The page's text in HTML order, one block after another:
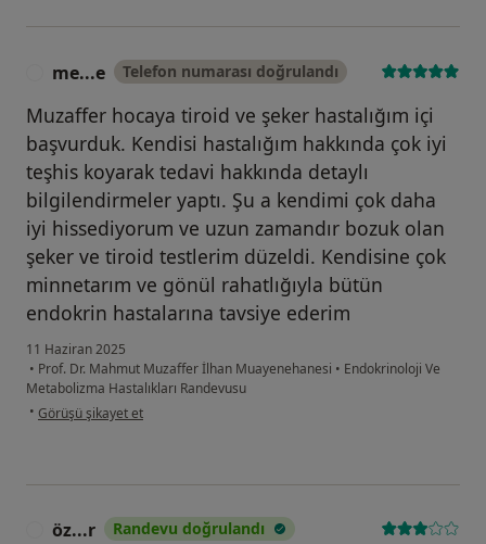
me...e Telefon numarası doğrulandı
Muzaffer hocaya tiroid ve şeker hastalığım içi
başvurduk. Kendisi hastalığım hakkında çok iyi
teşhis koyarak tedavi hakkında detaylı
bilgilendirmeler yaptı. Şu a kendimi çok daha
iyi hissediyorum ve uzun zamandır bozuk olan
şeker ve tiroid testlerim düzeldi. Kendisine çok
minnetarım ve gönül rahatlığıyla bütün
endokrin hastalarına tavsiye ederim
11 Haziran 2025
• Prof. Dr. Mahmut Muzaffer İlhan Muayenehanesi • Endokrinoloji Ve
Metabolizma Hastalıkları Randevusu
• kullanıcının görüşüne göre me...e
Görüşü şikayet et
öz...r Randevu doğrulandı